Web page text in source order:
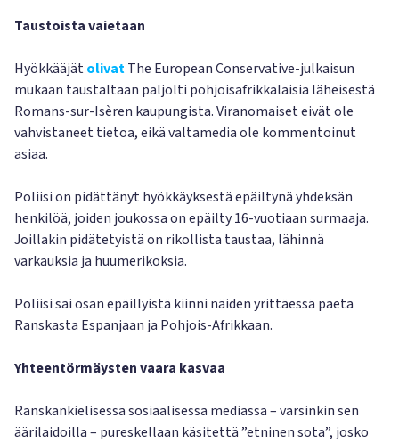
Taustoista vaietaan
HyökkääjätolivatThe European Conservative-julkaisun
mukaan taustaltaan paljolti pohjoisafrikkalaisia läheisestä
Romans-sur-Isèren kaupungista. Viranomaiset eivät ole
vahvistaneet tietoa, eikä valtamedia ole kommentoinut
asiaa.
Poliisi on pidättänyt hyökkäyksestä epäiltynä yhdeksän
henkilöä, joiden joukossa on epäilty 16-vuotiaan surmaaja.
Joillakin pidätetyistä on rikollista taustaa, lähinnä
varkauksia ja huumerikoksia.
Poliisi sai osan epäillyistä kiinni näiden yrittäessä paeta
Ranskasta Espanjaan ja Pohjois-Afrikkaan.
Yhteentörmäysten vaara kasvaa
Ranskankielisessä sosiaalisessa mediassa – varsinkin sen
äärilaidoilla – pureskellaan käsitettä ”etninen sota”, josko